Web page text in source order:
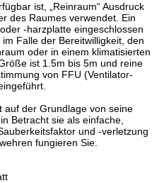
ist, „Reinraum“ Ausdruck
des Raumes verwendet. Ein
-harzplatte eingeschlossen
Falle der Bereitwilligkeit, den
oder in einem klimatisierten
ist 1.5m bis 5m und reine
von FFU (Ventilator-
auf der Grundlage von seine
Betracht sie als einfache,
und -verletzung
fungieren Sie.